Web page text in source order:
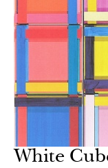
White